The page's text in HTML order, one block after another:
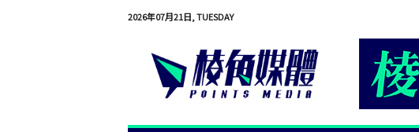
2026年07月21日, TUESDAY